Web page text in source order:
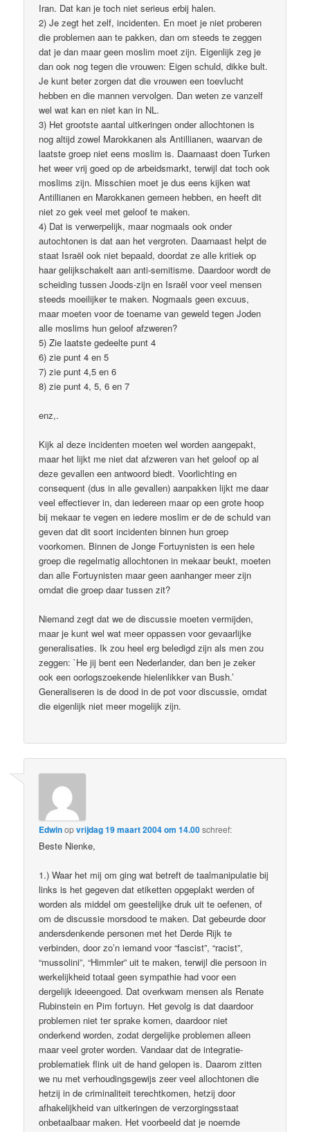
Iran. Dat kan je toch niet serieus erbij halen.
2) Je zegt het zelf, incidenten. En moet je niet proberen
die problemen aan te pakken, dan om steeds te zeggen
dat je dan maar geen moslim moet zijn. Eigenlijk zeg je
dan ook nog tegen die vrouwen: Eigen schuld, dikke bult.
Je kunt beter zorgen dat die vrouwen een toevlucht
hebben en die mannen vervolgen. Dan weten ze vanzelf
wel wat kan en niet kan in NL.
3) Het grootste aantal uitkeringen onder allochtonen is
nog altijd zowel Marokkanen als Antillianen, waarvan de
laatste groep niet eens moslim is. Daarnaast doen Turken
het weer vrij goed op de arbeidsmarkt, terwijl dat toch ook
moslims zijn. Misschien moet je dus eens kijken wat
Antillianen en Marokkanen gemeen hebben, en heeft dit
niet zo gek veel met geloof te maken.
4) Dat is verwerpelijk, maar nogmaals ook onder
autochtonen is dat aan het vergroten. Daarnaast helpt de
staat Israël ook niet bepaald, doordat ze alle kritiek op
haar gelijkschakelt aan anti-semitisme. Daardoor wordt de
scheiding tussen Joods-zijn en Israël voor veel mensen
steeds moeilijker te maken. Nogmaals geen excuus,
maar moeten voor de toename van geweld tegen Joden
alle moslims hun geloof afzweren?
5) Zie laatste gedeelte punt 4
6) zie punt 4 en 5
7) zie punt 4,5 en 6
8) zie punt 4, 5, 6 en 7
enz,.
Kijk al deze incidenten moeten wel worden aangepakt,
maar het lijkt me niet dat afzweren van het geloof op al
deze gevallen een antwoord biedt. Voorlichting en
consequent (dus in alle gevallen) aanpakken lijkt me daar
veel effectiever in, dan iedereen maar op een grote hoop
bij mekaar te vegen en iedere moslim er de de schuld van
geven dat dit soort incidenten binnen hun groep
voorkomen. Binnen de Jonge Fortuynisten is een hele
groep die regelmatig allochtonen in mekaar beukt, moeten
dan alle Fortuynisten maar geen aanhanger meer zijn
omdat die groep daar tussen zit?
Niemand zegt dat we de discussie moeten vermijden,
maar je kunt wel wat meer oppassen voor gevaarlijke
generalisaties. Ik zou heel erg beledigd zijn als men zou
zeggen: `He jij bent een Nederlander, dan ben je zeker
ook een oorlogszoekende hielenlikker van Bush.’
Generaliseren is de dood in de pot voor discussie, omdat
die eigenlijk niet meer mogelijk zijn.
Edwinopvrijdag 19 maart 2004 om 14.00schreef:
Beste Nienke,
1.) Waar het mij om ging wat betreft de taalmanipulatie bij
links is het gegeven dat etiketten opgeplakt werden of
worden als middel om geestelijke druk uit te oefenen, of
om de discussie morsdood te maken. Dat gebeurde door
andersdenkende personen met het Derde Rijk te
verbinden, door zo’n iemand voor “fascist”, “racist”,
“mussolini”, “Himmler” uit te maken, terwijl die persoon in
werkelijkheid totaal geen sympathie had voor een
dergelijk ideeengoed. Dat overkwam mensen als Renate
Rubinstein en Pim fortuyn. Het gevolg is dat daardoor
problemen niet ter sprake komen, daardoor niet
onderkend worden, zodat dergelijke problemen alleen
maar veel groter worden. Vandaar dat de integratie-
problematiek flink uit de hand gelopen is. Daarom zitten
we nu met verhoudingsgewijs zeer veel allochtonen die
hetzij in de criminaliteit terechtkomen, hetzij door
afhakelijkheid van uitkeringen de verzorgingsstaat
onbetaalbaar maken. Het voorbeeld dat je noemde